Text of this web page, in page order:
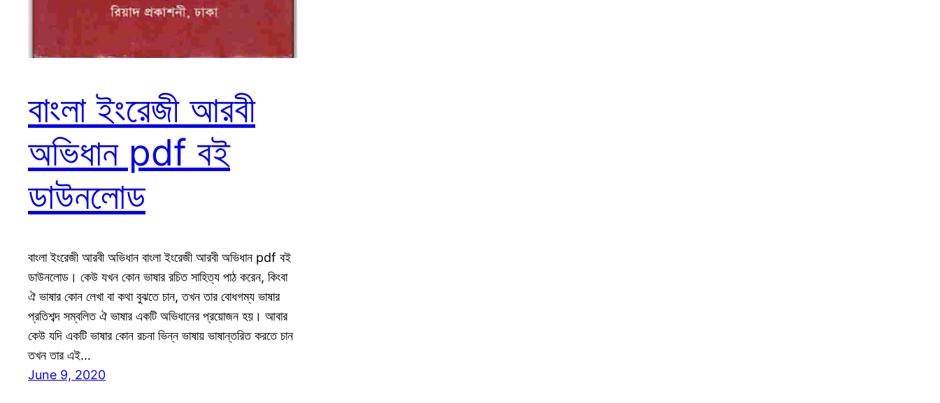
বাংলা ইংরেজী আরবী
অভিধান pdf বই
ডাউনলোড
বাংলা ইংরেজী আরবী অভিধান বাংলা ইংরেজী আরবী অভিধান pdf বই
ডাউনলোড। কেউ যখন কোন ভাষার রচিত সাহিত্য পাঠ করেন, কিংবা
ঐ ভাষার কোন লেখা বা কথা বুঝতে চান, তখন তার বোধগম্য ভাষার
প্রতিশব্দ সম্বলিত ঐ ভাষার একটি অভিধানের প্রয়োজন হয়। আবার
কেউ যদি একটি ভাষার কোন রচনা ভিন্ন ভাষায় ভাষান্তরিত করতে চান
তখন তার এই…
June 9, 2020